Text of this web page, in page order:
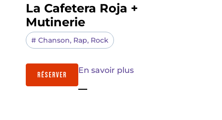
La Cafetera Roja +
Mutinerie
# Chanson, Rap, Rock
RÉSERVER En savoir plus